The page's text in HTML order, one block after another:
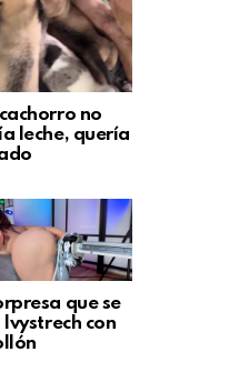
cachorro no
leche, quería
que se
Ivystrech con